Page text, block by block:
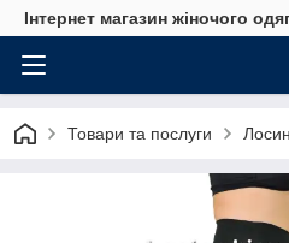
Інтернет магазин жіночого
Товари та послуги